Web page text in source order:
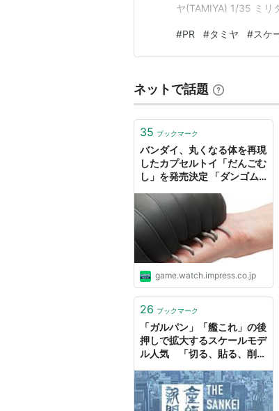
ヤ(TAMIYA) 1/35 ミリ
グ
#PR #タミヤ #スケ
ネットで話題
35 ブックマーク
バンダイ、丸くなる体を再現
したカプセルトイ「だんごむ
し」を発売決定 「ダンゴム
ルで全3種が登場
game.watch.impress.co.jp
26 ブックマーク
「ガルパン」「艦これ」の後
押しで拡大するスケールモデ
ル人気 「切る、貼る、削
ージ）[Sponsored]